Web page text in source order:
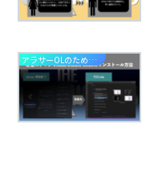
アラサーOLのためのpython入門講座